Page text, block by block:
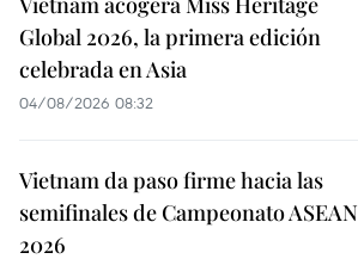
Global 2026, la primera edición
celebrada en Asia
04/08/2026 08:32
Vietnam da paso firme hacia las
semifinales de Campeonato ASEAN
2026